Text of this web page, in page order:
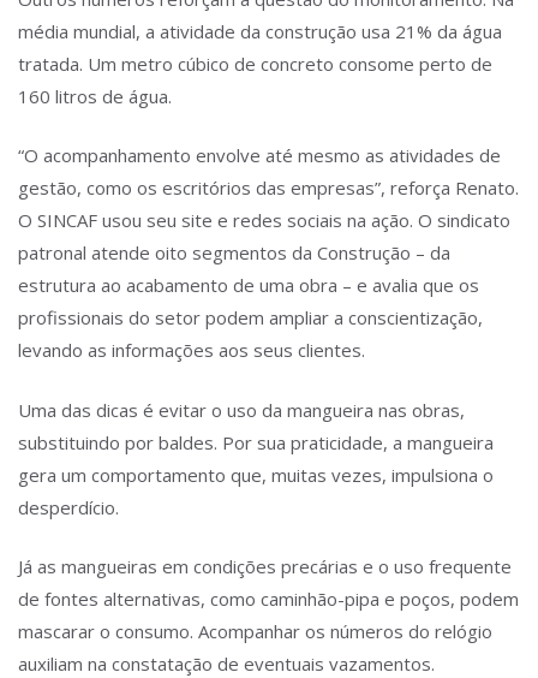
média mundial, a atividade da construção usa 21% da água
tratada. Um metro cúbico de concreto consome perto de
160 litros de água.
“O acompanhamento envolve até mesmo as atividades de
gestão, como os escritórios das empresas”, reforça Renato.
O SINCAF usou seu site e redes sociais na ação. O sindicato
patronal atende oito segmentos da Construção – da
estrutura ao acabamento de uma obra – e avalia que os
profissionais do setor podem ampliar a conscientização,
levando as informações aos seus clientes.
Uma das dicas é evitar o uso da mangueira nas obras,
substituindo por baldes. Por sua praticidade, a mangueira
gera um comportamento que, muitas vezes, impulsiona o
desperdício.
Já as mangueiras em condições precárias e o uso frequente
de fontes alternativas, como caminhão-pipa e poços, podem
mascarar o consumo. Acompanhar os números do relógio
auxiliam na constatação de eventuais vazamentos.